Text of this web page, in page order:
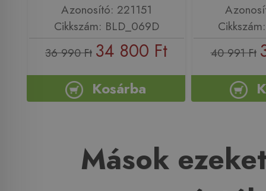
Azonosító: 221151
Cikkszám: BLD_069D
36 990 Ft 34 800 Ft
Kosárba
40 991 Ft
Mások